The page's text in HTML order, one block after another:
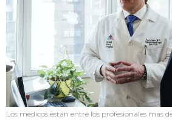
Los médicos están entre los profesionales más